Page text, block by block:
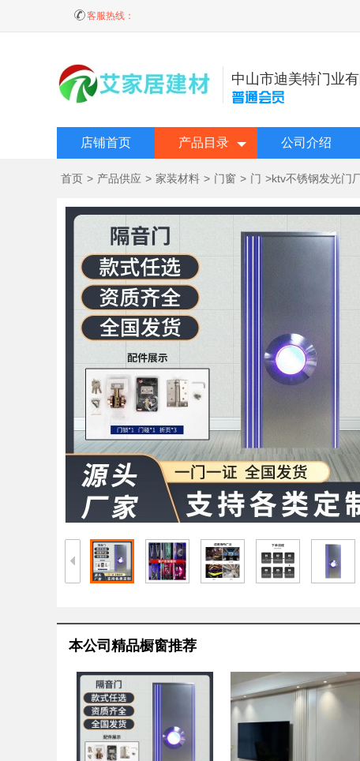
客服热线：
中山市迪美特门业有
店铺首页 产品目录 公司介绍
首页 > 产品供应 > 家装材料 > 门窗 > 门 >ktv不锈钢发光门
本公司精品橱窗推荐